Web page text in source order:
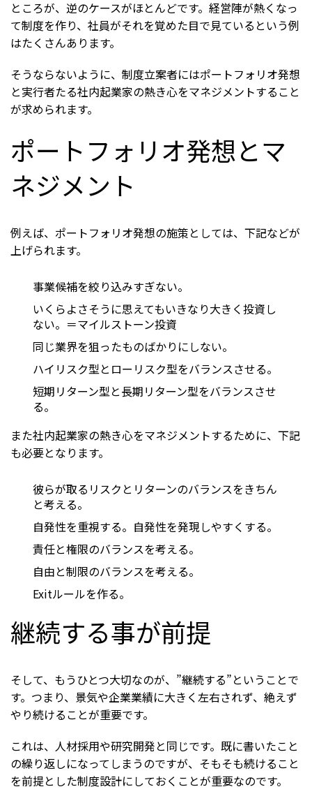
ところが、逆のケースがほとんどです。経営陣が熱くなっ
て制度を作り、社員がそれを覚めた目で見ているという例
はたくさんあります。
そうならないように、制度立案者にはポートフォリオ発想
と実行者たる社内起業家の熱き心をマネジメントすること
が求められます。
ポートフォリオ発想とマ
ネジメント
例えば、ポートフォリオ発想の施策としては、下記などが
上げられます。
事業候補を絞り込みすぎない。
いくらよさそうに思えてもいきなり大きく投資し
ない。＝マイルストーン投資
同じ業界を狙ったものばかりにしない。
ハイリスク型とローリスク型をバランスさせる。
短期リターン型と長期リターン型をバランスさせ
る。
また社内起業家の熱き心をマネジメントするために、下記
も必要となります。
彼らが取るリスクとリターンのバランスをきちん
と考える。
自発性を重視する。自発性を発現しやすくする。
責任と権限のバランスを考える。
自由と制限のバランスを考える。
Exitルールを作る。
継続する事が前提
そして、もうひとつ大切なのが、”継続する”ということで
す。つまり、景気や企業業績に大きく左右されず、絶えず
やり続けることが重要です。
これは、人材採用や研究開発と同じです。既に書いたこと
の繰り返しになってしまうのですが、そもそも続けること
を前提とした制度設計にしておくことが重要なのです。